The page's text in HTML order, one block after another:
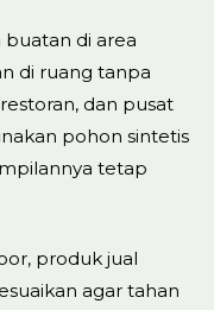
di area
di ruang tanpa
dan pusat
pohon sintetis
tetap
produk jual
agar tahan